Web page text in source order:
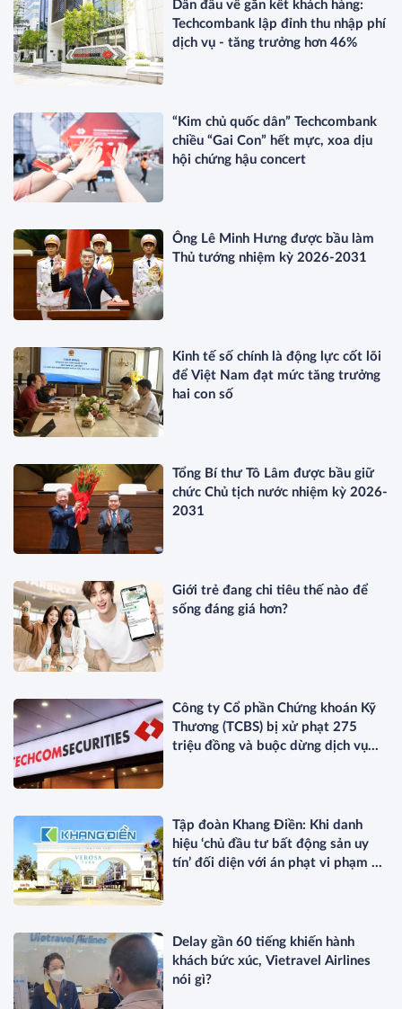
Dẫn đầu về gắn kết khách hàng:
Techcombank lập đỉnh thu nhập phí
dịch vụ - tăng trưởng hơn 46%
“Kim chủ quốc dân” Techcombank
chiều “Gai Con” hết mực, xoa dịu
hội chứng hậu concert
Ông Lê Minh Hưng được bầu làm
Thủ tướng nhiệm kỳ 2026-2031
Kinh tế số chính là động lực cốt lõi
để Việt Nam đạt mức tăng trưởng
hai con số
Tổng Bí thư Tô Lâm được bầu giữ
chức Chủ tịch nước nhiệm kỳ 2026-
2031
Giới trẻ đang chi tiêu thế nào để
sống đáng giá hơn?
Công ty Cổ phần Chứng khoán Kỹ
Thương (TCBS) bị xử phạt 275
triệu đồng và buộc dừng dịch vụ
Tập đoàn Khang Điền: Khi danh
hiệu ‘chủ đầu tư bất động sản uy
tín’ đối diện với án phạt vi phạm về
Delay gần 60 tiếng khiến hành
khách bức xúc, Vietravel Airlines
nói gì?